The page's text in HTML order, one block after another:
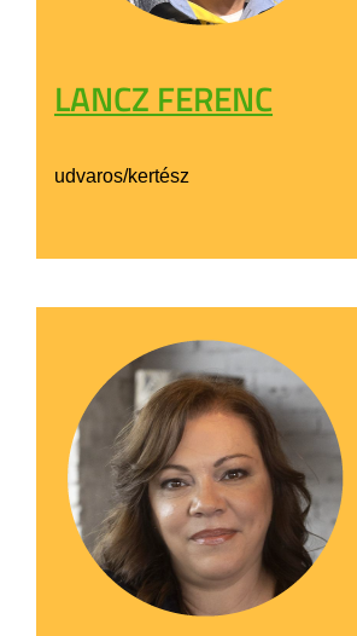
LANCZ FERENC
udvaros/kertész